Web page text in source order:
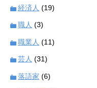
経済人 (19)
職人 (3)
職業人 (11)
芸人 (31)
落語家 (6)